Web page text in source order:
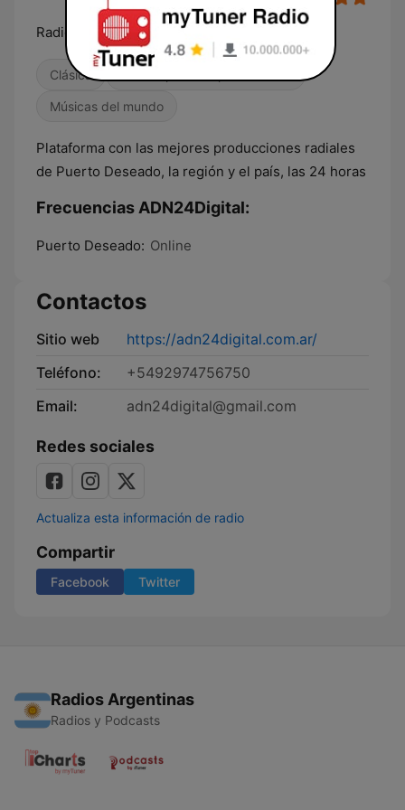
Radio Digital
Clásica
Músicas del mundo
Plataforma con las mejores producciones radiales
de Puerto Deseado, la región y el país, las 24 horas
Frecuencias ADN24Digital:
Puerto Deseado: Online
Contactos
Sitio web
https://adn24digital.com.ar/
Teléfono:
+5492974756750
Email:
adn24digital@gmail.com
Redes sociales
Actualiza esta información de radio
Compartir
Facebook Twitter
Radios Argentinas
Radios y Podcasts